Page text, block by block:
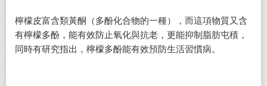
檸檬皮富含類黃酮（多酚化合物的一種），而這項物質又含
有檸檬多酚，能有效防止氧化與抗老，更能抑制脂肪屯積，
同時有研究指出，檸檬多酚能有效預防生活習慣病。